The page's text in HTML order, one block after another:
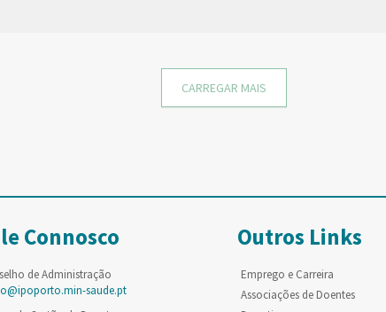
CARREGAR MAIS
Connosco
de Administração
saude.pt
Outros Links
Emprego e Carreira
Associações de Doentes